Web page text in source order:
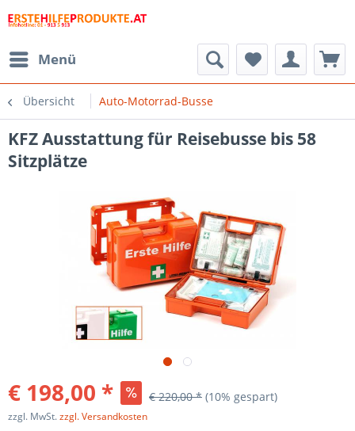
Menü
Übersicht Auto-Motorrad-Busse
KFZ Ausstattung für Reisebusse bis 58
Sitzplätze
€ 198,00 * € 220,00 * (10% gespart)
zzgl. MwSt.zzgl. Versandkosten